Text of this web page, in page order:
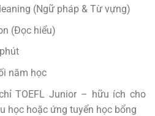
(Ngữ pháp & Từ vựng)
(Đọc hiểu)
năm học
TOEFL Junior – hữu ích cho
học hoặc ứng tuyển học bổng